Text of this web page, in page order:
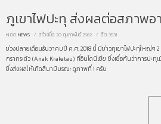
ภูเขาไฟปะทุ ส่งผลต่อสภาพอ
หมวด:NEWS สร้างเมื่อ: 20 กุมภาพันธ์ 2562 ฮิต: 3531
ช่วงปลายเดือนธันวาคมปี ค.ศ. 2018 นี้ มีข่าวภูเขาไฟปะทุใหญ่ๆ
กรากระตัว (Anak Krakatau) ที่อินโดนีเซีย ซึ่งเชื่อกันว่าการปะ
ซึ่งส่งผลให้เกิดสึนามิมรณะ ดูภาพที่ 1 ครับ